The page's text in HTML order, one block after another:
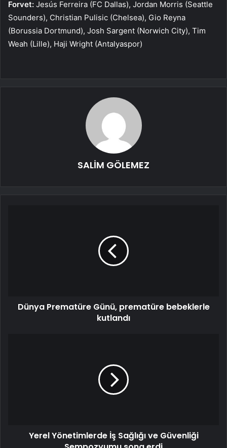
Forvet: Jesús Ferreira (FC Dallas), Jordan Morris (Seattle
Sounders), Christian Pulisic (Chelsea), Gio Reyna
(Borussia Dortmund), Josh Sargent (Norwich City), Tim
Weah (Lille), Haji Wright (Antalyaspor)
SALİM GÖLEMEZ
Dünya Prematüre Günü, prematüre bebeklerle
kutlandı
Yerel Yönetimlerde İş Sağlığı ve Güvenliği